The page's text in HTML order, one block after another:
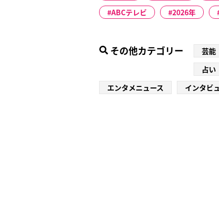
ABCテレビ
2026年
その他カテゴリー 芸能
占い
エンタメニュース
インタビ